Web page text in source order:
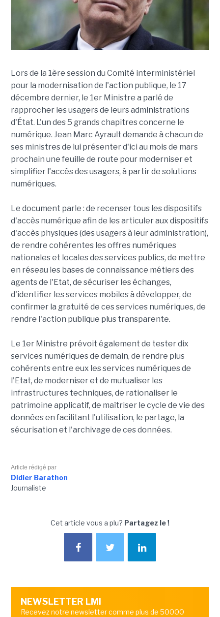
Lors de la 1ère session du Comité interministériel
pour la modernisation de l'action publique, le 17
décembre dernier, le 1er Ministre a parlé de
rapprocher les usagers de leurs administrations
d'État. L'un des 5 grands chapitres concerne le
numérique. Jean Marc Ayrault demande à chacun de
ses ministres de lui présenter d'ici au mois de mars
prochain une feuille de route pour moderniser et
simplifier l'accès des usagers, à partir de solutions
numériques.
Le document parle : de recenser tous les dispositifs
d'accès numérique afin de les articuler aux dispositifs
d'accès physiques (des usagers à leur administration),
de rendre cohérentes les offres numériques
nationales et locales des services publics, de mettre
en réseau les bases de connaissance métiers des
agents de l'Etat, de sécuriser les échanges,
d'identifier les services mobiles à développer, de
confirmer la gratuité de ces services numériques, de
rendre l'action publique plus transparente.
Le 1er Ministre prévoit également de tester dix
services numériques de demain, de rendre plus
cohérents entre eux les services numériques de
l'Etat, de moderniser et de mutualiser les
infrastructures techniques, de rationaliser le
patrimoine applicatif, de maîtriser le cycle de vie des
données en facilitant l'utilisation, le partage, la
sécurisation et l'archivage de ces données.
Article rédigé par
Didier Barathon
Journaliste
Cet article vous a plu? Partagez le !
NEWSLETTER LMI
Recevez notre newsletter comme plus de 50000